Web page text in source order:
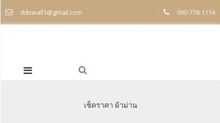
ddswall1@gmail.com 090-778-1114
เช็คราคา ผ้าม่าน